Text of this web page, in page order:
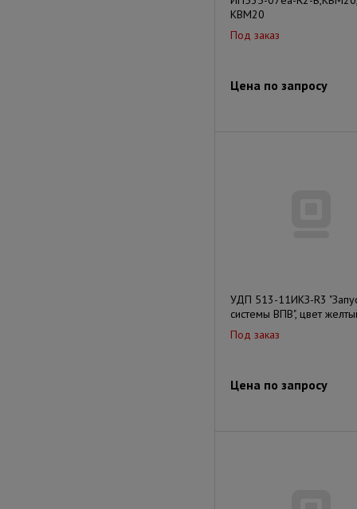
КВМ20
Под заказ
Цена по запросу
УДП 513-11ИКЗ-R3
системы ВПВ", цвет
Под заказ
Цена по запросу